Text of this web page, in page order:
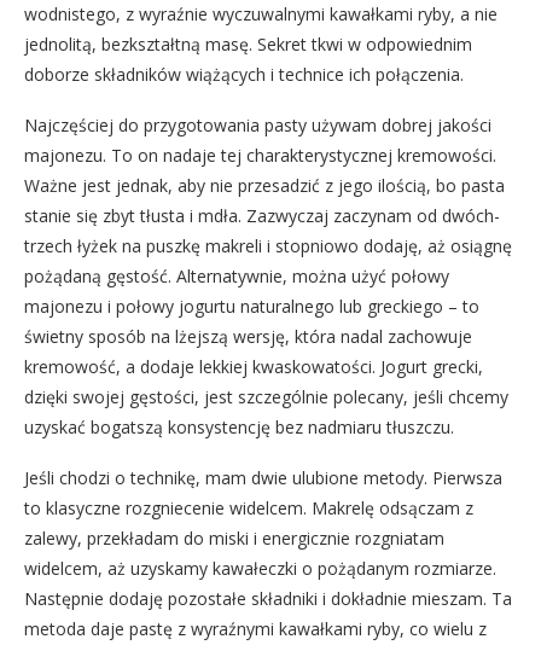
wodnistego, z wyraźnie wyczuwalnymi kawałkami ryby, a nie
jednolitą, bezkształtną masę. Sekret tkwi w odpowiednim
doborze składników wiążących i technice ich połączenia.
Najczęściej do przygotowania pasty używam dobrej jakości
majonezu. To on nadaje tej charakterystycznej kremowości.
Ważne jest jednak, aby nie przesadzić z jego ilością, bo pasta
stanie się zbyt tłusta i mdła. Zazwyczaj zaczynam od dwóch-
trzech łyżek na puszkę makreli i stopniowo dodaję, aż osiągnę
pożądaną gęstość. Alternatywnie, można użyć połowy
majonezu i połowy jogurtu naturalnego lub greckiego – to
świetny sposób na lżejszą wersję, która nadal zachowuje
kremowość, a dodaje lekkiej kwaskowatości. Jogurt grecki,
dzięki swojej gęstości, jest szczególnie polecany, jeśli chcemy
uzyskać bogatszą konsystencję bez nadmiaru tłuszczu.
Jeśli chodzi o technikę, mam dwie ulubione metody. Pierwsza
to klasyczne rozgniecenie widelcem. Makrelę odsączam z
zalewy, przekładam do miski i energicznie rozgniatam
widelcem, aż uzyskamy kawałeczki o pożądanym rozmiarze.
Następnie dodaję pozostałe składniki i dokładnie mieszam. Ta
metoda daje pastę z wyraźnymi kawałkami ryby, co wielu z